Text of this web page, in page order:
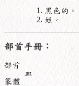
黑色的。
姓。
部首手冊：
部首
皿
篆體